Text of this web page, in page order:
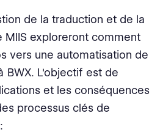
de la traduction et de la
MIIS exploreront comment
vers une automatisation de
BWX. L'objectif est de
et les conséquences
processus clés de